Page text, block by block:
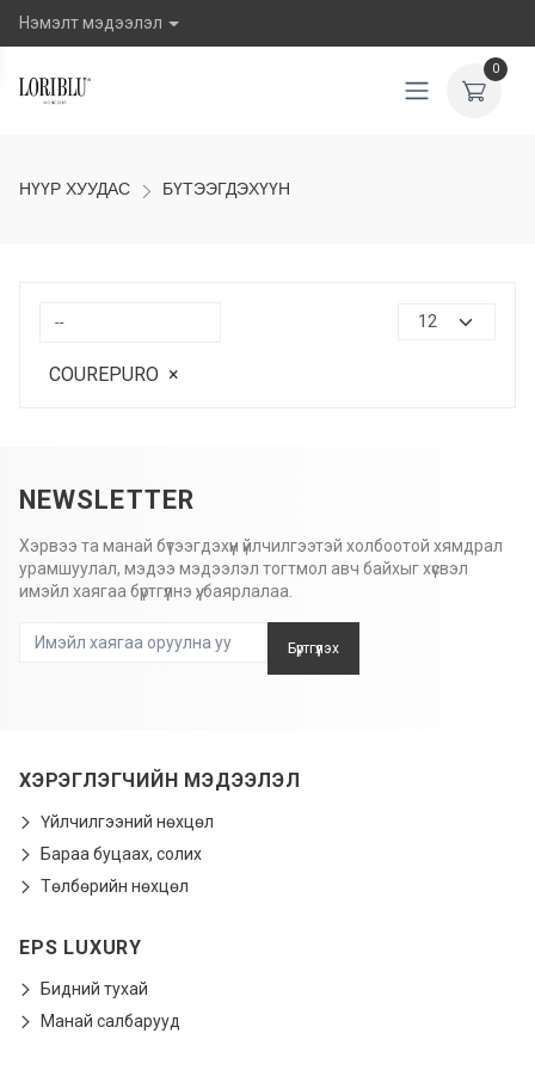
Нэмэлт мэдээлэл
0
НҮҮР ХУУДАС БҮТЭЭГДЭХҮҮН
COUREPURO ×
NEWSLETTER
Хэрвээ та манай бүтээгдэхүүн үйлчилгээтэй холбоотой хямдрал
урамшуулал, мэдээ мэдээлэл тогтмол авч байхыг хүсвэл
имэйл хаягаа бүртгүүлнэ үү, баярлалаа.
Бүртгүүлэх
ХЭРЭГЛЭГЧИЙН МЭДЭЭЛЭЛ
Үйлчилгээний нөхцөл
Бараа буцаах, солих
Төлбөрийн нөхцөл
EPS LUXURY
Бидний тухай
Манай салбарууд